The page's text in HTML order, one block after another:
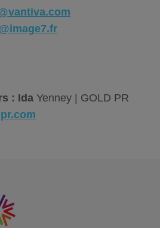
: Ida Yenney | GOLD PR